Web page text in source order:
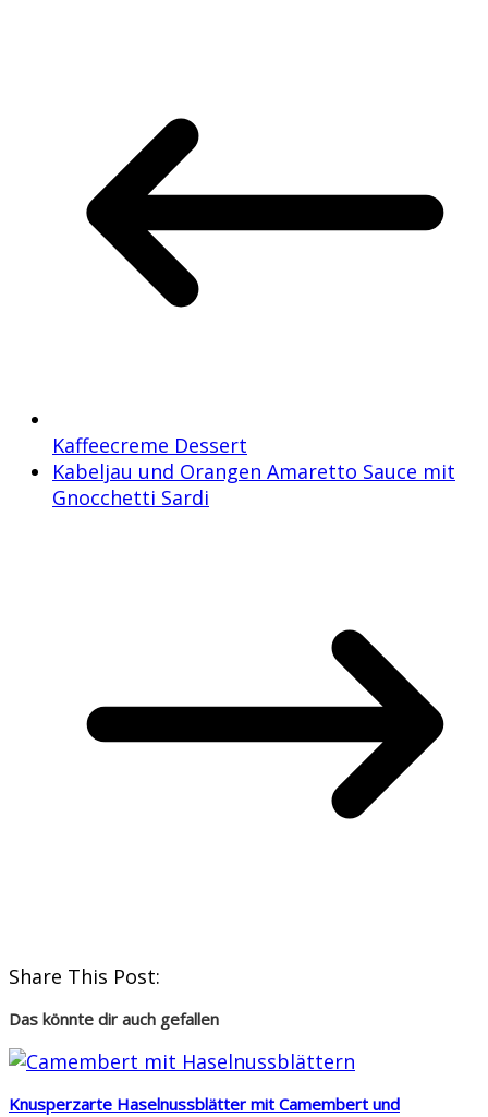
Kaffeecreme Dessert
Kabeljau und Orangen Amaretto Sauce mit
Gnocchetti Sardi
Share This Post:
Das könnte dir auch gefallen
Knusperzarte Haselnussblätter mit Camembert und